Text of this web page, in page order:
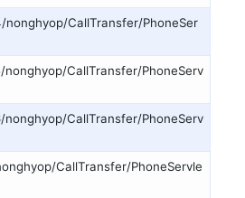
nonghyop/CallTransfer/PhoneSer
nonghyop/CallTransfer/PhoneServ
nonghyop/CallTransfer/PhoneServ
CallTransfer/PhoneServle